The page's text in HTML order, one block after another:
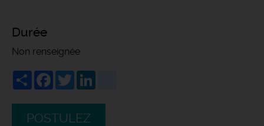
Durée
Non renseignée
ShareFacebook
Twitter
POSTULEZ